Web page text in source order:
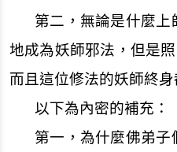
第二，無論是什麼
地成為妖師邪法，但是
而且這位修法的妖師終
以下為內密的補充：
第一，為什麼佛弟